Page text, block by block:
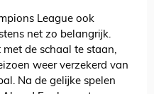
League ook
net zo belangrijk.
de schaal te staan,
weer verzekerd van
Na de gelijke spelen